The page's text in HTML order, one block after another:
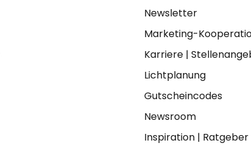
Newsletter
Marketing-
Karriere|
Lichtplanung
Gutscheincodes
Newsroom
Inspiration| Ratgeber